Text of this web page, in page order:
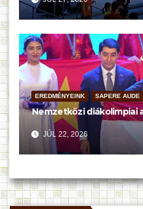
EREDMÉNYEINK SAPERE AUDE
Nemzetközi diákolimpiai
JÚL 22, 2026